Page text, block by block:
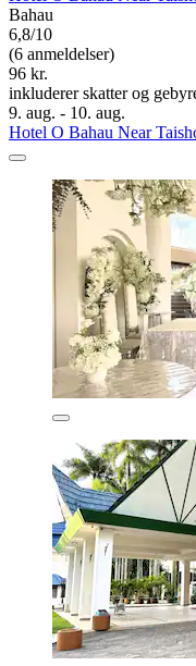
Bahau
6,8/10
(6 anmeldelser)
96 kr.
inkluderer skatter og
9. aug. - 10. aug.
Hotel O Bahau Near